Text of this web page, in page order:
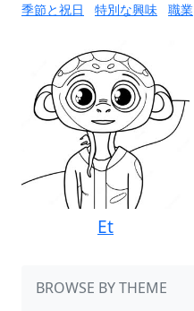
季節と祝日
特別な興味 職業
Et
BROWSE BY THEME